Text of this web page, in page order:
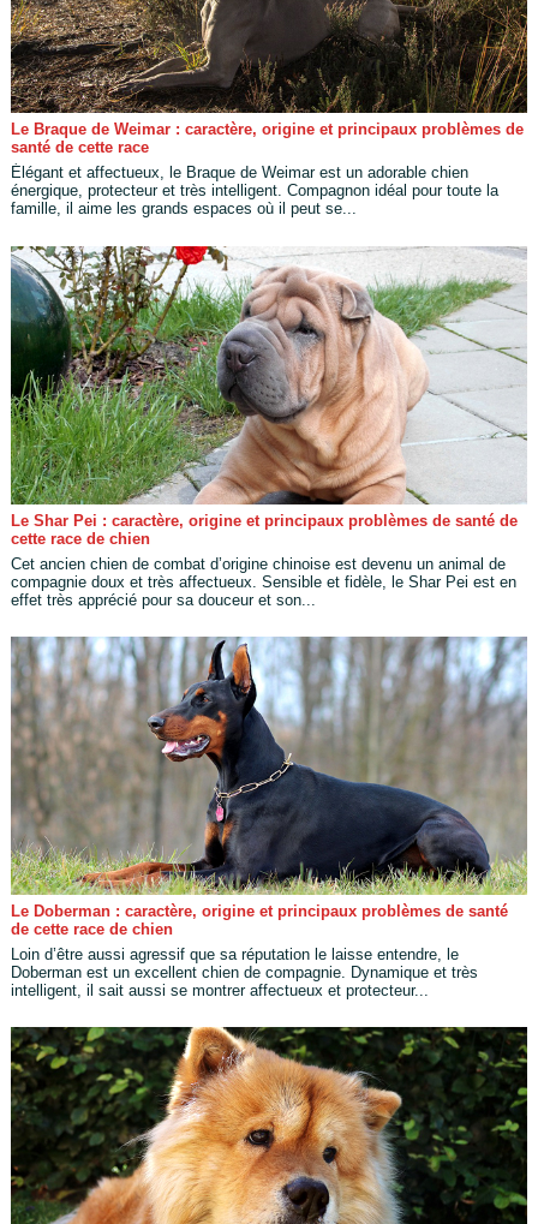
Le Braque de Weimar : caractère, origine et principaux problèmes de
santé de cette race
Élégant et affectueux, le Braque de Weimar est un adorable chien
énergique, protecteur et très intelligent. Compagnon idéal pour toute la
famille, il aime les grands espaces où il peut se...
Le Shar Pei : caractère, origine et principaux problèmes de santé de
cette race de chien
Cet ancien chien de combat d’origine chinoise est devenu un animal de
compagnie doux et très affectueux. Sensible et fidèle, le Shar Pei est en
effet très apprécié pour sa douceur et son...
Le Doberman : caractère, origine et principaux problèmes de santé
de cette race de chien
Loin d’être aussi agressif que sa réputation le laisse entendre, le
Doberman est un excellent chien de compagnie. Dynamique et très
intelligent, il sait aussi se montrer affectueux et protecteur...